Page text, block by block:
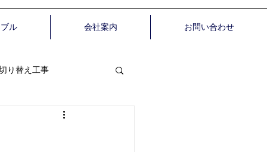
ル 会社案内 お問い合わせ
り替え工事
高圧洗浄